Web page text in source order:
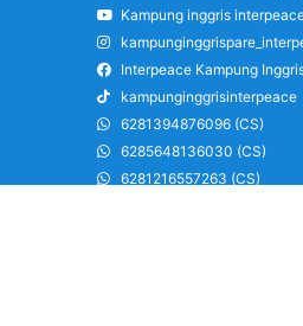
Kampung inggris
Interpeace Kampung
kampunginggrisinterpeace
6281394876096 (CS)
6285648136030 (CS)
6281216557263 (CS)